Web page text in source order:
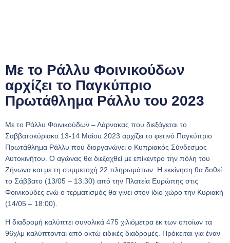
Με το Ράλλυ Φοινικούδων
αρχίζει το Παγκύπριο
Πρωτάθλημα Ράλλυ του 2023
Με το Ράλλυ Φοινικούδων – Λάρνακας που διεξάγεται το
Σαββατοκύριακο 13-14 Μαΐου 2023 αρχίζει το φετινό Παγκύπριο
Πρωτάθλημα Ράλλυ που διοργανώνει ο Κυπριακός Σύνδεσμος
Αυτοκινήτου. Ο αγώνας θα διεξαχθεί με επίκεντρο την πόλη του
Ζήνωνα και με τη συμμετοχή 22 πληρωμάτων. Η εκκίνηση θα δοθεί
το Σάββατο (13/05 – 13:30) από την Πλατεία Ευρώπης στις
Φοινικούδες ενώ ο τερματισμός θα γίνει στον ίδιο χώρο την Κυριακή
(14/05 – 18:00).
Η διαδρομή καλύπτει συνολικά 475 χιλιόμετρα εκ των οποίων τα
96χλμ καλύπτονται από οκτώ ειδικές διαδρομές. Πρόκειται για έναν